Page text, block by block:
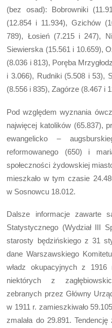
(bez osad): Bobrowniki
(12.854 i 11.934), Gzichów
789), Łosień (7.215 i 247),
Siewierska (15.561 i 10.659),
(8.036 i 813), Poręba
i 3.066), Rudniki (5.508 i 53),
(8.556 i 835), Zagórze (8.467 i
Pod względem wyznania
najwięcej katolików (65.837),
ewangelicko –
reformowanego (650) i
społeczności żydowskiej
mieszkało w tym czasie
w Sosnowcu 18.012.
Dalsze informacje zawarte
Statystycznego (Wydział III
starosty będzińskiego z 31
dane Warszawskiego
władz okupacyjnych z
niektórych z
zebranych przez Główny
w 1911 r. zamieszkiwało
zmalała do 29.891.